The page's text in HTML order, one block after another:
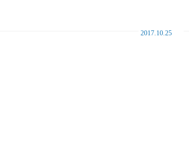
2017.10.25